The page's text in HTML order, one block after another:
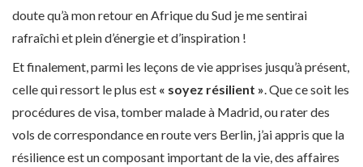
doute qu’à mon retour en Afrique du Sud je me sentirai
rafraîchi et plein d’énergie et d’inspiration !
Et finalement, parmi les leçons de vie apprises jusqu’à présent,
celle qui ressort le plus est « soyez résilient » . Que ce soit les
procédures de visa, tomber malade à Madrid, ou rater des
vols de correspondance en route vers Berlin, j’ai appris que la
résilience est un composant important de la vie, des affaires